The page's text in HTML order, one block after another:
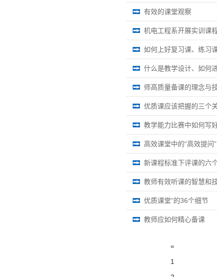
有效的课堂观察
机电工程系开展实训课
如何上好复习课、练习
什么是教学设计、如何
师高质量备课的理念与
优质课应该把握的三个
教学能力比赛中如何写
高效课堂中的“高效提问”
新课程标准下评课的六
教师有效听课的智慧和
优质课堂”的36个细节
教师应如何精心备课
«
1